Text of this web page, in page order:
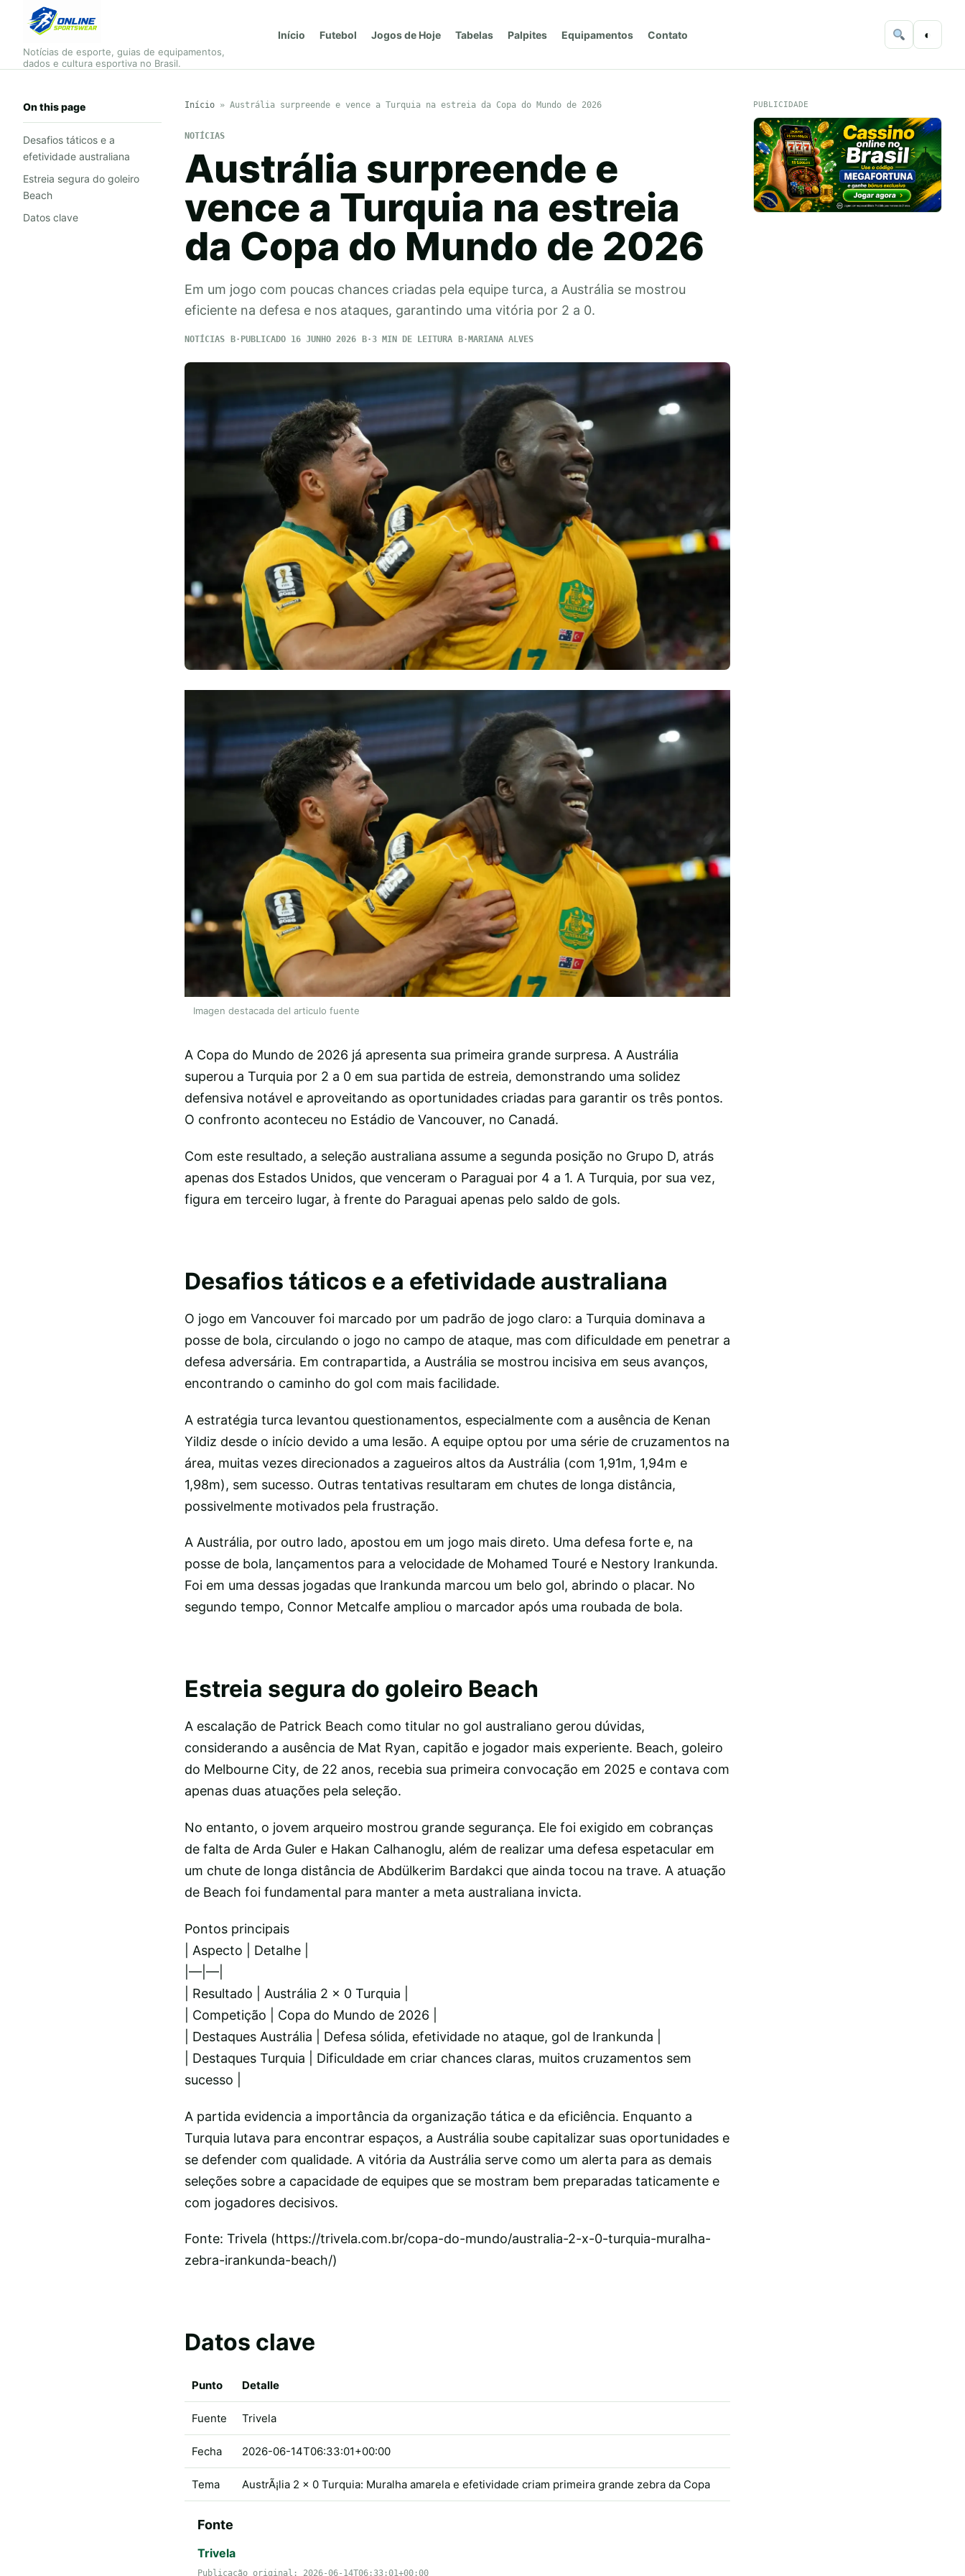
Notícias de esporte, guias de equipamentos,
dados e cultura esportiva no Brasil.
Início Futebol Jogos de Hoje Tabelas Palpites Equipamentos Contato ◐
On this page
Desafios táticos e a
efetividade australiana
Estreia segura do goleiro
Beach
Datos clave
Início» Austrália surpreende e vence a Turquia na estreia da Copa do Mundo de 2026
NOTÍCIAS
Austrália surpreende e
vence a Turquia na estreia
da Copa do Mundo de 2026
Em um jogo com poucas chances criadas pela equipe turca, a Austrália se mostrou
eficiente na defesa e nos ataques, garantindo uma vitória por 2 a 0.
NOTÍCIAS PUBLICADO 16 JUNHO 2026 3 MIN DE LEITURA MARIANA ALVES
Imagen destacada del articulo fuente
A Copa do Mundo de 2026 já apresenta sua primeira grande surpresa. A Austrália
superou a Turquia por 2 a 0 em sua partida de estreia, demonstrando uma solidez
defensiva notável e aproveitando as oportunidades criadas para garantir os três pontos.
O confronto aconteceu no Estádio de Vancouver, no Canadá.
Com este resultado, a seleção australiana assume a segunda posição no Grupo D, atrás
apenas dos Estados Unidos, que venceram o Paraguai por 4 a 1. A Turquia, por sua vez,
figura em terceiro lugar, à frente do Paraguai apenas pelo saldo de gols.
Desafios táticos e a efetividade australiana
O jogo em Vancouver foi marcado por um padrão de jogo claro: a Turquia dominava a
posse de bola, circulando o jogo no campo de ataque, mas com dificuldade em penetrar a
defesa adversária. Em contrapartida, a Austrália se mostrou incisiva em seus avanços,
encontrando o caminho do gol com mais facilidade.
A estratégia turca levantou questionamentos, especialmente com a ausência de Kenan
Yildiz desde o início devido a uma lesão. A equipe optou por uma série de cruzamentos na
área, muitas vezes direcionados a zagueiros altos da Austrália (com 1,91m, 1,94m e
1,98m), sem sucesso. Outras tentativas resultaram em chutes de longa distância,
possivelmente motivados pela frustração.
A Austrália, por outro lado, apostou em um jogo mais direto. Uma defesa forte e, na
posse de bola, lançamentos para a velocidade de Mohamed Touré e Nestory Irankunda.
Foi em uma dessas jogadas que Irankunda marcou um belo gol, abrindo o placar. No
segundo tempo, Connor Metcalfe ampliou o marcador após uma roubada de bola.
Estreia segura do goleiro Beach
A escalação de Patrick Beach como titular no gol australiano gerou dúvidas,
considerando a ausência de Mat Ryan, capitão e jogador mais experiente. Beach, goleiro
do Melbourne City, de 22 anos, recebia sua primeira convocação em 2025 e contava com
apenas duas atuações pela seleção.
No entanto, o jovem arqueiro mostrou grande segurança. Ele foi exigido em cobranças
de falta de Arda Guler e Hakan Calhanoglu, além de realizar uma defesa espetacular em
um chute de longa distância de Abdülkerim Bardakci que ainda tocou na trave. A atuação
de Beach foi fundamental para manter a meta australiana invicta.
Pontos principais
| Aspecto | Detalhe |
|—|—|
| Resultado | Austrália 2 x 0 Turquia |
| Competição | Copa do Mundo de 2026 |
| Destaques Austrália | Defesa sólida, efetividade no ataque, gol de Irankunda |
| Destaques Turquia | Dificuldade em criar chances claras, muitos cruzamentos sem
sucesso |
A partida evidencia a importância da organização tática e da eficiência. Enquanto a
Turquia lutava para encontrar espaços, a Austrália soube capitalizar suas oportunidades e
se defender com qualidade. A vitória da Austrália serve como um alerta para as demais
seleções sobre a capacidade de equipes que se mostram bem preparadas taticamente e
com jogadores decisivos.
Fonte: Trivela (https://trivela.com.br/copa-do-mundo/australia-2-x-0-turquia-muralha-
zebra-irankunda-beach/)
Datos clave
Punto Detalle
Fuente Trivela
Fecha 2026-06-14T06:33:01+00:00
Tema AustrÃ¡lia 2 x 0 Turquia: Muralha amarela e efetividade criam primeira grande zebra da Copa
Fonte
Trivela
Publicação original: 2026-06-14T06:33:01+00:00
PUBLICIDADE